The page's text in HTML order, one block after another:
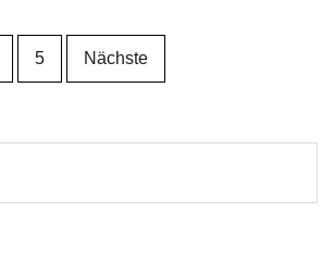
5 Nächste